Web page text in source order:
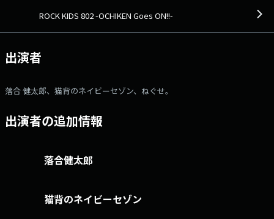
絵描き語り 」 紙とペンを用意してラジオの前で待機っ！
はコチラ ⇒リクエスト・メッセージはコチラ ⇒twitterハッシュタグは
「#fm802」 ⇒twitterアカウントは「@fm802_pr」 ⇒facebookペー
ROCK KIDS 802 -OCHIKEN Goes ON!!-
出演者
落合 健太郎、猫背のネイビーセゾン、ねぐせ。
出演者の追加情報
落合健太郎
猫背のネイビーセゾン